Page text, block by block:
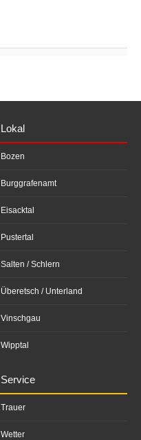
Lokal
Bozen
Burggrafenamt
Eisacktal
Pustertal
Salten / Schlern
Überetsch / Unterland
Vinschgau
Wipptal
Service
Trauer
Wetter